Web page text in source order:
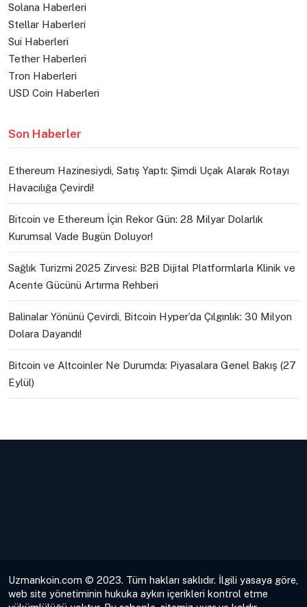
Solana Haberleri
Stellar Haberleri
Sui Haberleri
Tether Haberleri
Tron Haberleri
USD Coin Haberleri
Son Haberler
Ethereum Hazinesiydi, Satış Yaptı: Şimdi Uçak Alarak Rotayı
Havacılığa Çevirdi!
Bitcoin ve Ethereum İçin Rekor Gün: 28 Milyar Dolarlık
Kurumsal Vade Bugün Doluyor!
Sağlık Turizmi 2025 Zirvesi: B2B Dijital Platformlarla Klinik ve
Acente Gücünü Artırma Rehberi
Balinalar Yönünü Çevirdi, Bitcoin Hyper’da Çılgınlık: 30 Milyon
Dolara Dayandı!
Bitcoin ve Altcoinler Ne Durumda: Piyasalara Genel Bakış (27
Eylül)
Uzmankoin.com © 2023. Tüm hakları saklıdır. İlgili yasaya göre,
web site yönetiminin hukuka aykırı içerikleri kontrol etme